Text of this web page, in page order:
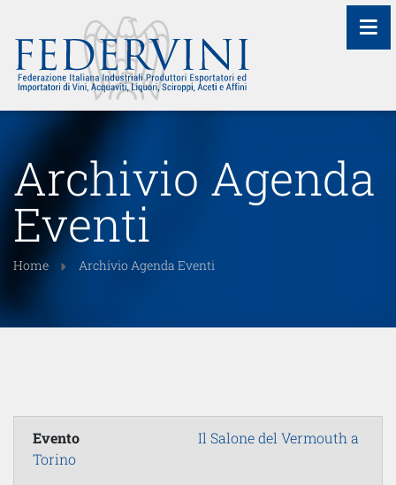
Archivio Agenda
Eventi
Home Archivio Agenda Eventi
Il Salone del Vermouth a
Torino
≡